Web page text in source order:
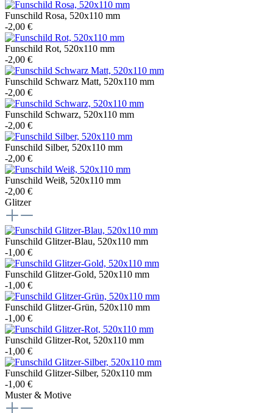
Funschild Rosa, 520x110 mm
-2,00 €
Funschild Rot, 520x110 mm
-2,00 €
Funschild Schwarz Matt, 520x110 mm
-2,00 €
Funschild Schwarz, 520x110 mm
-2,00 €
Funschild Silber, 520x110 mm
-2,00 €
Funschild Weiß, 520x110 mm
-2,00 €
Glitzer
Funschild Glitzer-Blau, 520x110 mm
-1,00 €
Funschild Glitzer-Gold, 520x110 mm
-1,00 €
Funschild Glitzer-Grün, 520x110 mm
-1,00 €
Funschild Glitzer-Rot, 520x110 mm
-1,00 €
Funschild Glitzer-Silber, 520x110 mm
-1,00 €
Muster & Motive